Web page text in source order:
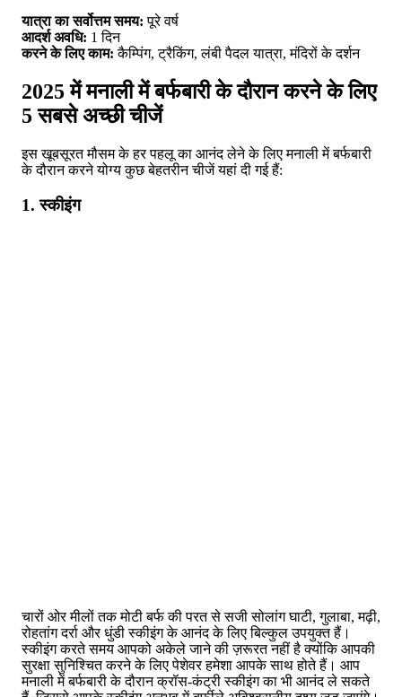
यात्रा का सर्वोत्तम समय: पूरे वर्ष
आदर्श अवधि: 1 दिन
करने के लिए काम: कैम्पिंग, ट्रैकिंग, लंबी पैदल यात्रा, मंदिरों के दर्शन
2025 में मनाली में बर्फबारी के दौरान करने के लिए
5 सबसे अच्छी चीजें
इस खूबसूरत मौसम के हर पहलू का आनंद लेने के लिए मनाली में बर्फबारी
के दौरान करने योग्य कुछ बेहतरीन चीजें यहां दी गई हैं:
1. स्कीइंग
चारों ओर मीलों तक मोटी बर्फ की परत से सजी सोलांग घाटी, गुलाबा, मढ़ी,
रोहतांग दर्रा और धुंडी स्कीइंग के आनंद के लिए बिल्कुल उपयुक्त हैं।
स्कीइंग करते समय आपको अकेले जाने की ज़रूरत नहीं है क्योंकि आपकी
सुरक्षा सुनिश्चित करने के लिए पेशेवर हमेशा आपके साथ होते हैं। आप
मनाली में बर्फबारी के दौरान क्रॉस-कंट्री स्कीइंग का भी आनंद ले सकते